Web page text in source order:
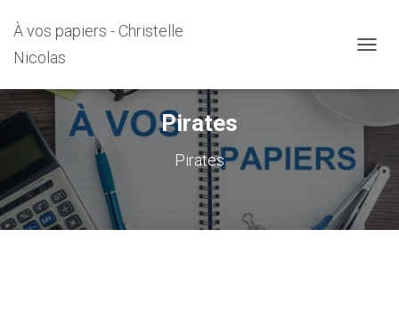
À vos papiers - Christelle
Nicolas
Pirates
Pirates